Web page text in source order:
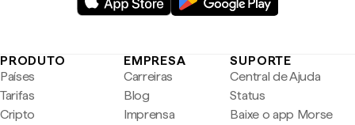
PRODUTO
Países
Tarifas
Cripto
EMPRESA
Carreiras
Blog
Imprensa
SUPORTE
Central de Ajuda
Status
Baixe o app Morse